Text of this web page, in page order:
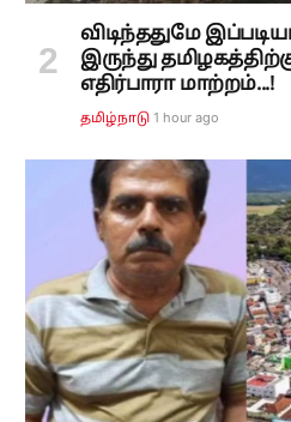
விடிந்ததுமே
இருந்து
எதிர்பாரா மாற்றம்...!
தமிழ்நாடு 1 hour ago